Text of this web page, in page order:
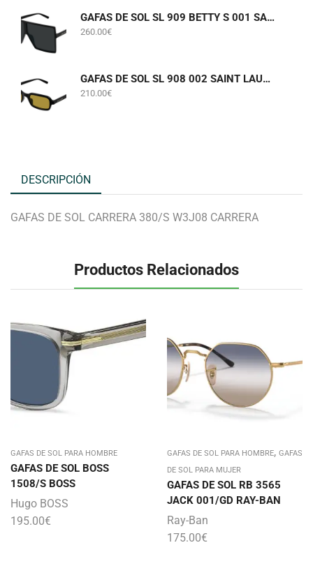
GAFAS DE SOL SL 909 BETTY S 001 SAINT LAURENT
260.00€
GAFAS DE SOL SL 908 002 SAINT LAURENT
210.00€
DESCRIPCIÓN
GAFAS DE SOL CARRERA 380/S W3J08 CARRERA
Productos Relacionados
GAFAS DE SOL PARA HOMBRE
GAFAS DE SOL BOSS
1508/S BOSS
Hugo BOSS
195.00€
GAFAS DE SOL PARA HOMBRE, GAFAS
DE SOL PARA MUJER
GAFAS DE SOL RB 3565
JACK 001/GD RAY-BAN
Ray-Ban
175.00€